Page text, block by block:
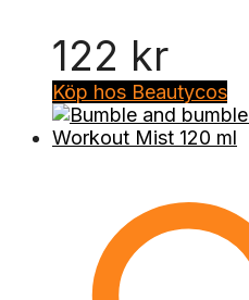
122 kr
Köp hos Beautycos